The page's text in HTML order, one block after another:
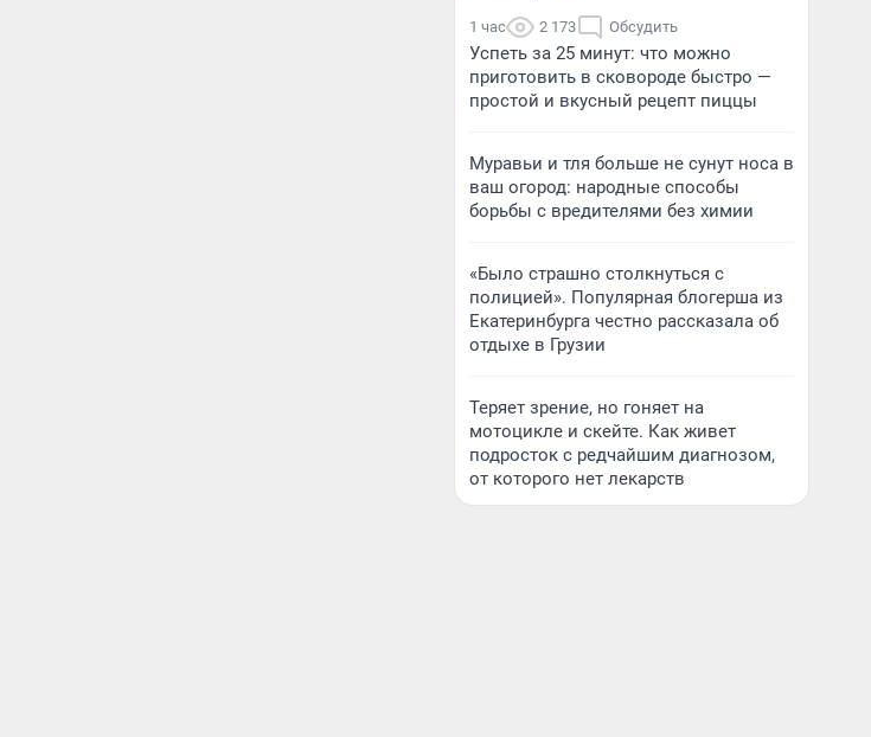
1 час 2 173 Обсудить
Успеть за 25 минут: что можно
приготовить в сковороде быстро —
простой и вкусный рецепт пиццы
Муравьи и тля больше не сунут носа в
ваш огород: народные способы
борьбы с вредителями без химии
«Было страшно столкнуться с
полицией». Популярная блогерша из
Екатеринбурга честно рассказала об
отдыхе в Грузии
Теряет зрение, но гоняет на
мотоцикле и скейте. Как живет
подросток с редчайшим диагнозом,
от которого нет лекарств